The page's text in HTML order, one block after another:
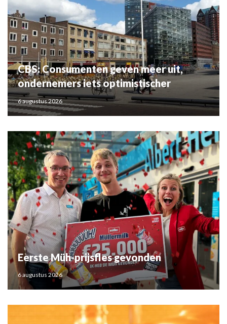
CBS: Consumenten geven meer uit,
ondernemers iets optimistischer
6 augustus 2026
Eerste Müh-prijsfles gevonden
6 augustus 2026